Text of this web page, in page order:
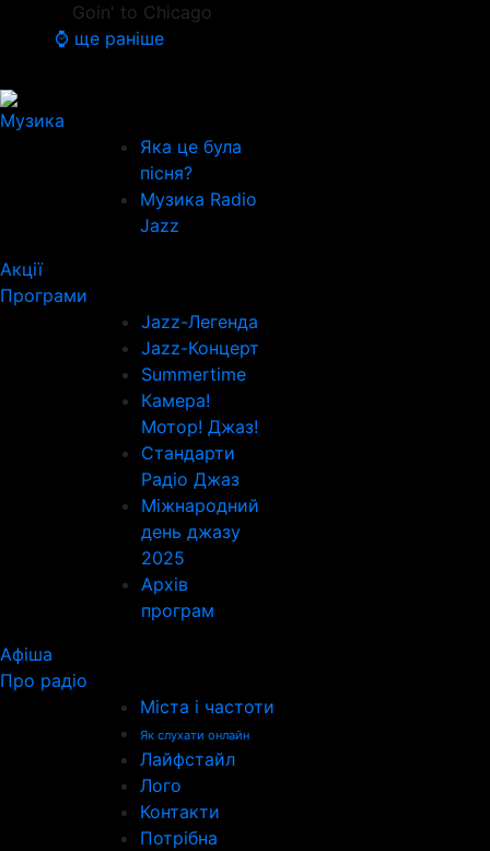
Goin' to Chicago
⌚ ще раніше
Музика
Яка це була
пісня?
Музика Radio
Jazz
Акції
Програми
Jazz-Легенда
Jazz-Концерт
Summertime
Камера!
Мотор! Джаз!
Стандарти
Радіо Джаз
Міжнародний
день джазу
2025
Архів
програм
Афіша
Про радіо
Міста і частоти
Як слухати онлайн
Лайфстайл
Лого
Контакти
Потрібна